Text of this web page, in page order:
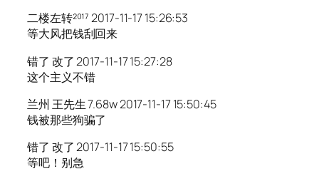
二楼左转²⁰¹⁷ 2017-11-17 15:26:53
等大风把钱刮回来
错了 改了 2017-11-17 15:27:28
这个主义不错
兰州 王先生 7.68w 2017-11-17 15:50:45
钱被那些狗骗了
错了 改了 2017-11-17 15:50:55
等吧！别急